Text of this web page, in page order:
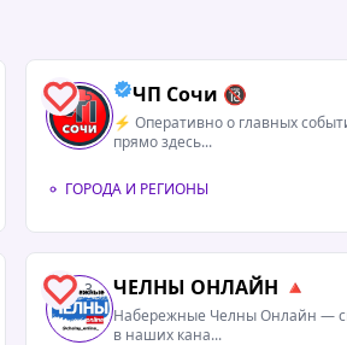
5 ЧП Сочи 🔞
⚡️ Оперативно о главных
прямо здесь...
ГОРОДА И РЕГИОНЫ
3 ЧЕЛНЫ ОНЛАЙН 🔺
Набережные Челны Онлайн —
в наших кана...